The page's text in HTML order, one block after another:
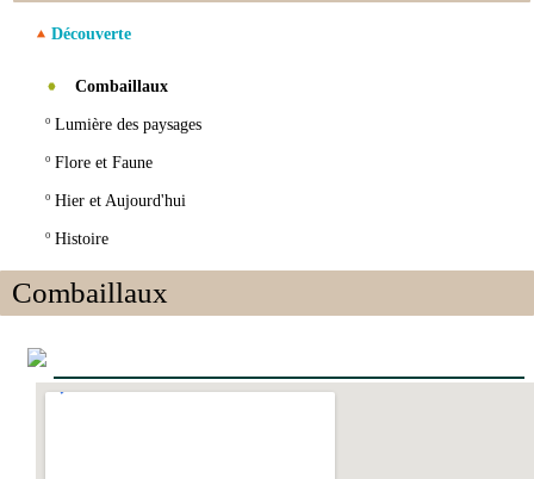
Découverte
Combaillaux
º Lumière des paysages
º Flore et Faune
º Hier et Aujourd'hui
º Histoire
Combaillaux